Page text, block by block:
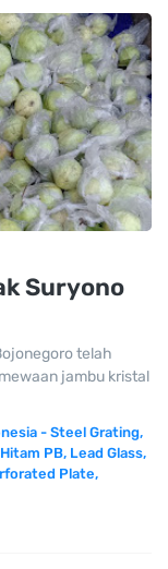
Suryono
telah
jambu kristal
- Steel Grating,
PB, Lead Glass,
Plate,